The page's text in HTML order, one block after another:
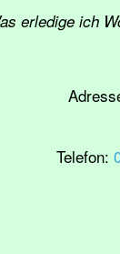
erledige ich
Telefon: